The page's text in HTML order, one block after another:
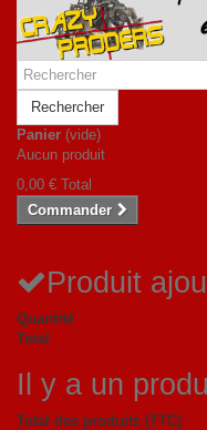
Rechercher
Panier (vide)
Aucun produit
0,00 € Total
Commander
Produit
Quantité
Total
Il y a un
Total des produits (TTC)